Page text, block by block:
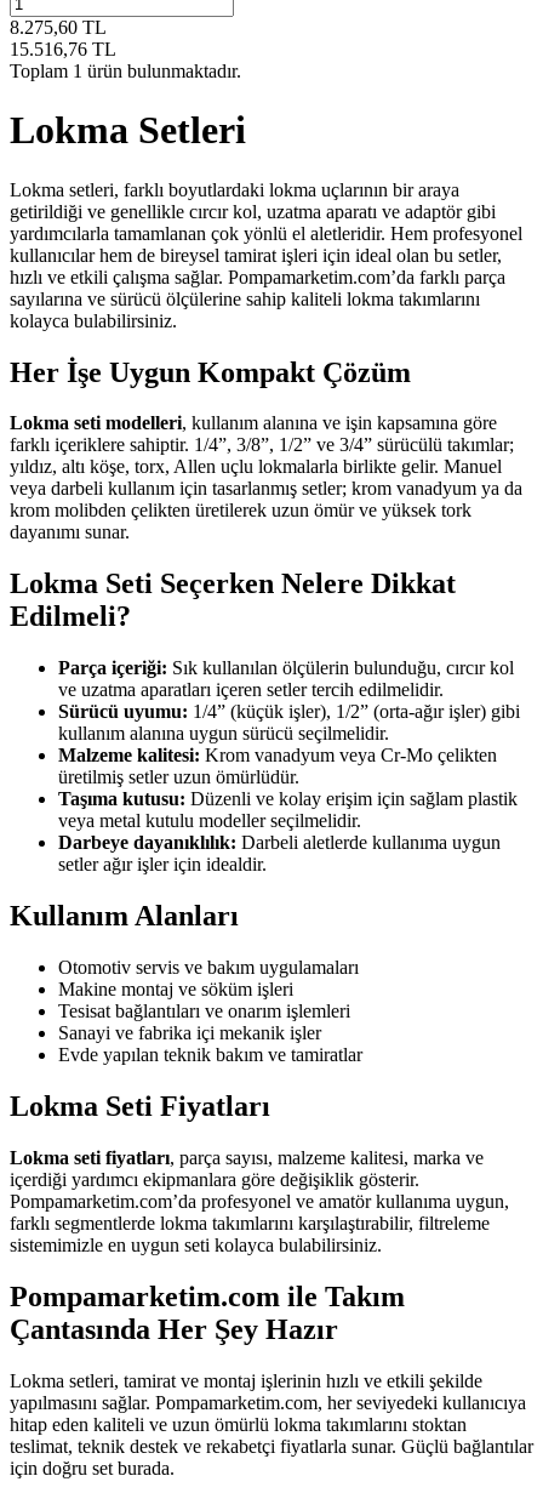
8.275,60 TL
15.516,76 TL
Toplam 1 ürün bulunmaktadır.
Lokma Setleri
Lokma setleri, farklı boyutlardaki lokma uçlarının bir araya
getirildiği ve genellikle cırcır kol, uzatma aparatı ve adaptör gibi
yardımcılarla tamamlanan çok yönlü el aletleridir. Hem profesyonel
kullanıcılar hem de bireysel tamirat işleri için ideal olan bu setler,
hızlı ve etkili çalışma sağlar. Pompamarketim.com’da farklı parça
sayılarına ve sürücü ölçülerine sahip kaliteli lokma takımlarını
kolayca bulabilirsiniz.
Her İşe Uygun Kompakt Çözüm
Lokma seti modelleri, kullanım alanına ve işin kapsamına göre
farklı içeriklere sahiptir. 1/4”, 3/8”, 1/2” ve 3/4” sürücülü takımlar;
yıldız, altı köşe, torx, Allen uçlu lokmalarla birlikte gelir. Manuel
veya darbeli kullanım için tasarlanmış setler; krom vanadyum ya da
krom molibden çelikten üretilerek uzun ömür ve yüksek tork
dayanımı sunar.
Lokma Seti Seçerken Nelere Dikkat
Edilmeli?
Parça içeriği: Sık kullanılan ölçülerin bulunduğu, cırcır kol
ve uzatma aparatları içeren setler tercih edilmelidir.
Sürücü uyumu: 1/4” (küçük işler), 1/2” (orta-ağır işler) gibi
kullanım alanına uygun sürücü seçilmelidir.
Malzeme kalitesi: Krom vanadyum veya Cr-Mo çelikten
üretilmiş setler uzun ömürlüdür.
Taşıma kutusu: Düzenli ve kolay erişim için sağlam plastik
veya metal kutulu modeller seçilmelidir.
Darbeye dayanıklılık: Darbeli aletlerde kullanıma uygun
setler ağır işler için idealdir.
Kullanım Alanları
Otomotiv servis ve bakım uygulamaları
Makine montaj ve söküm işleri
Tesisat bağlantıları ve onarım işlemleri
Sanayi ve fabrika içi mekanik işler
Evde yapılan teknik bakım ve tamiratlar
Lokma Seti Fiyatları
Lokma seti fiyatları, parça sayısı, malzeme kalitesi, marka ve
içerdiği yardımcı ekipmanlara göre değişiklik gösterir.
Pompamarketim.com’da profesyonel ve amatör kullanıma uygun,
farklı segmentlerde lokma takımlarını karşılaştırabilir, filtreleme
sistemimizle en uygun seti kolayca bulabilirsiniz.
Pompamarketim.com ile Takım
Çantasında Her Şey Hazır
Lokma setleri, tamirat ve montaj işlerinin hızlı ve etkili şekilde
yapılmasını sağlar. Pompamarketim.com, her seviyedeki kullanıcıya
hitap eden kaliteli ve uzun ömürlü lokma takımlarını stoktan
teslimat, teknik destek ve rekabetçi fiyatlarla sunar. Güçlü bağlantılar
için doğru set burada.